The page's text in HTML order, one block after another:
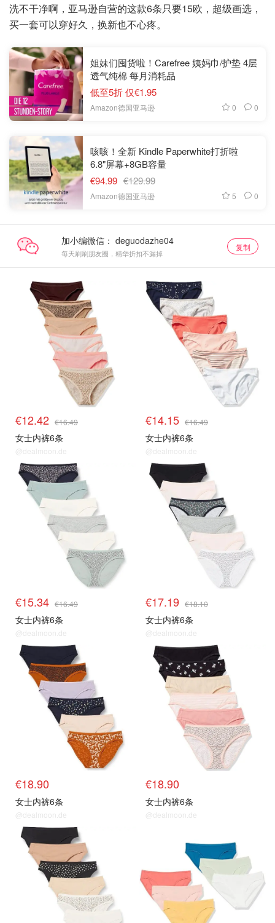
洗不干净啊，亚马逊自营的这款6条只要15欧，超级画选，
买一套可以穿好久，换新也不心疼。
姐妹们囤货啦！Carefree 姨妈巾/护垫 4层
透气纯棉 每月消耗品
低至5折 仅€1.95
Amazon德国亚马逊 0 0
咳咳！全新 Kindle Paperwhite打折啦
6.8"屏幕+8GB容量
€94.99 €129.99
Amazon德国亚马逊 5 0
加小编微信：
每天刷刷朋友圈，精华折扣不漏掉
复制
€12.42 €16.49
女士内裤6条
@dealmoon.de
€14.15 €16.49
女士内裤6条
@dealmoon.de
€15.34 €16.49
女士内裤6条
@dealmoon.de
€17.19 €18.10
女士内裤6条
@dealmoon.de
€18.90
女士内裤6条
@dealmoon.de
€18.90
女士内裤6条
@dealmoon.de